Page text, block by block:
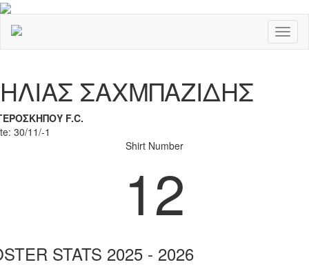
ΗΛΙΑΣ ΣΑΧΜΠΑΖΙΔΗΣ
F.C.
30/11/-1
Shirt Number
12
STATS 2025 - 2026